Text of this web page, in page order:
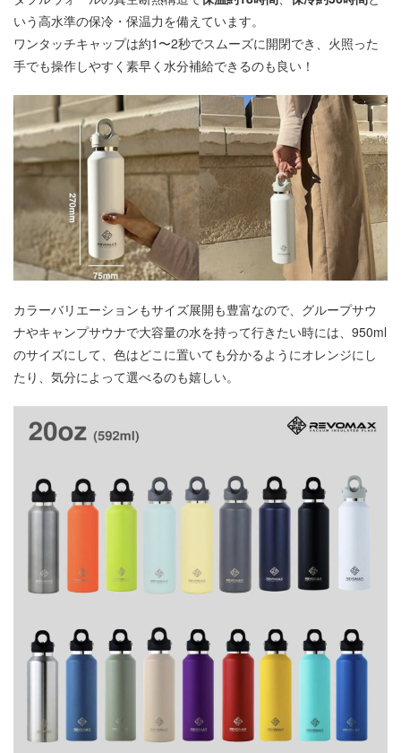
いう高水準の保冷・保温力を備えています。
ワンタッチキャップは約1〜2秒でスムーズに開閉でき、火照った
手でも操作しやすく素早く水分補給できるのも良い！
カラーバリエーションもサイズ展開も豊富なので、グループサウ
ナやキャンプサウナで大容量の水を持って行きたい時には、950ml
のサイズにして、色はどこに置いても分かるようにオレンジにし
たり、気分によって選べるのも嬉しい。